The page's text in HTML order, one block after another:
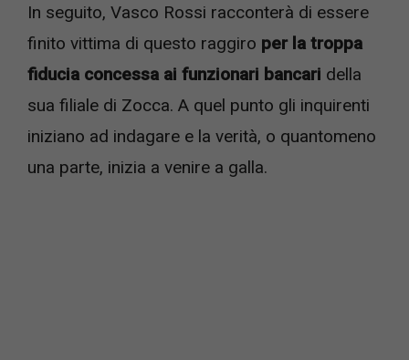
In seguito, Vasco Rossi racconterà di essere
finito vittima di questo raggiro per la troppa
fiducia concessa ai funzionari bancari della
sua filiale di Zocca. A quel punto gli inquirenti
iniziano ad indagare e la verità, o quantomeno
una parte, inizia a venire a galla.